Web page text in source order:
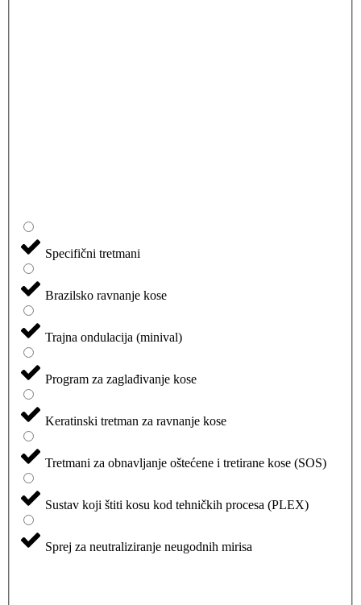
Specifični tretmani
Brazilsko ravnanje kose
Trajna ondulacija (minival)
Program za zaglađivanje kose
Keratinski tretman za ravnanje kose
Tretmani za obnavljanje oštećene i tretirane kose (SOS)
Sustav koji štiti kosu kod tehničkih procesa (PLEX)
Sprej za neutraliziranje neugodnih mirisa